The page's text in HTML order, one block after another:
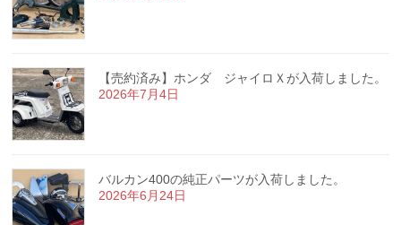
【売約済み】ホンダ ジャイロＸが入荷しました。
2026年7月4日
バルカン400の純正パーツが入荷しました。
2026年6月24日